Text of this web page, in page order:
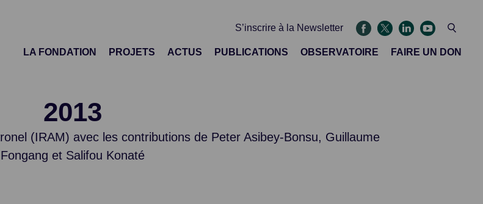
S’inscrire à la Newsletter
LA FONDATION PROJETS ACTUS PUBLICATIONS OBSERVATOIRE FAIRE UN DON
2013
(IRAM) avec les contributions de Peter Asibey-Bonsu, Guillaume
Fongang et Salifou Konaté